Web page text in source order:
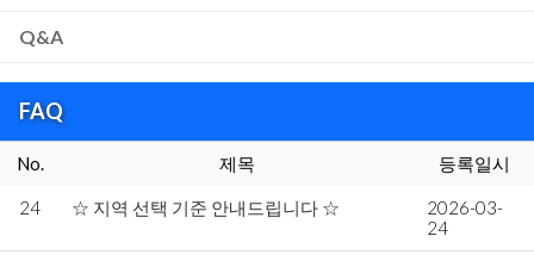
Q&A
FAQ
No. 제목 등록일시
24 ☆ 지역 선택 기준 안내드립니다 ☆
2026-03-
24